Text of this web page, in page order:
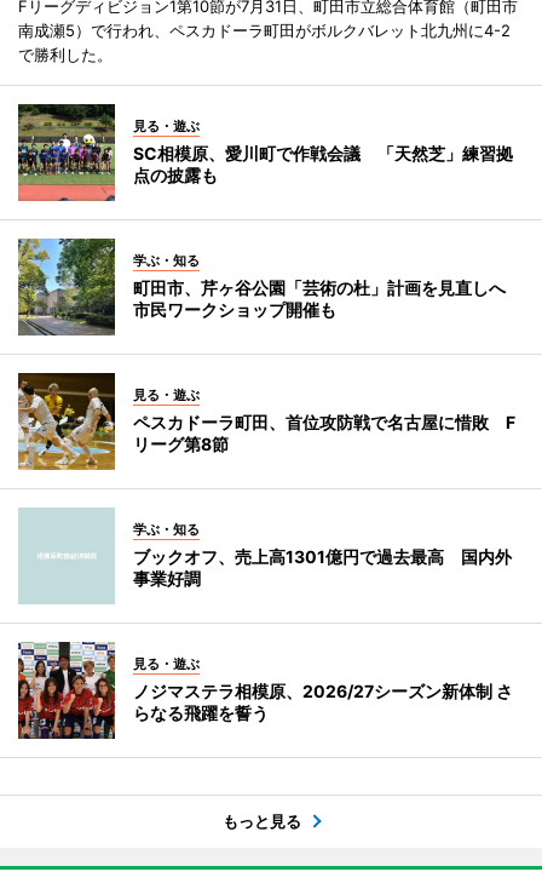
Fリーグディビジョン1第10節が7月31日、町田市立総合体育館（町田市
南成瀬5）で行われ、ペスカドーラ町田がボルクバレット北九州に4-2
で勝利した。
見る・遊ぶ
SC相模原、愛川町で作戦会議 「天然芝」練習拠
点の披露も
学ぶ・知る
町田市、芹ヶ谷公園「芸術の杜」計画を見直しへ
市民ワークショップ開催も
見る・遊ぶ
ペスカドーラ町田、首位攻防戦で名古屋に惜敗 F
リーグ第8節
学ぶ・知る
ブックオフ、売上高1301億円で過去最高 国内外
事業好調
見る・遊ぶ
ノジマステラ相模原、2026/27シーズン新体制 さ
らなる飛躍を誓う
もっと見る